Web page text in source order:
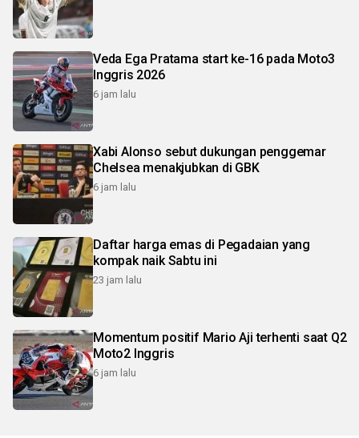
Veda Ega Pratama start ke-16 pada Moto3
Inggris 2026
6 jam lalu
Xabi Alonso sebut dukungan penggemar
Chelsea menakjubkan di GBK
6 jam lalu
Daftar harga emas di Pegadaian yang
kompak naik Sabtu ini
23 jam lalu
Momentum positif Mario Aji terhenti saat Q2
Moto2 Inggris
6 jam lalu